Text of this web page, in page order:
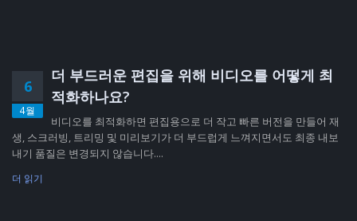
6
4월
더 부드러운 편집을 위해 비디오를 어떻게 최
적화하나요?
비디오를 최적화하면 편집용으로 더 작고 빠른 버전을 만들어 재
생, 스크러빙, 트리밍 및 미리보기가 더 부드럽게 느껴지면서도 최종 내보
내기 품질은 변경되지 않습니다....
더 읽기